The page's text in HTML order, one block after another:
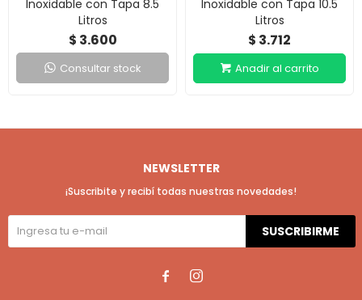
Inoxidable con Tapa 8.5
Litros
$ 3.600
Consultar stock
Inoxidable con Tapa 10.5
Litros
$ 3.712
NEWSLETTER
¡Suscribite y recibí todas nuestras novedades!
SUSCRIBIRME
 